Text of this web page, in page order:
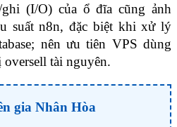
(I/O) của ổ đĩa cũng ảnh
suất n8n, đặc biệt khi xử lý
nên ưu tiên VPS dùng
tài nguyên.
gia Nhân Hòa